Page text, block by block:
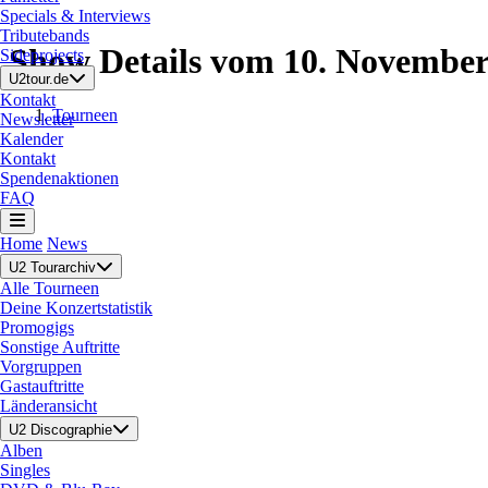
Specials & Interviews
Tributebands
Sideprojects
U2tour.de
Kontakt
Newsletter
Kalender
Kontakt
Spendenaktionen
FAQ
Home News
U2 Tourarchiv
Alle Tourneen
Deine Konzertstatistik
Promogigs
Sonstige Auftritte
Vorgruppen
Gastauftritte
Länderansicht
U2 Discographie
Alben
Singles
Show Details vom 10.
Tourneen